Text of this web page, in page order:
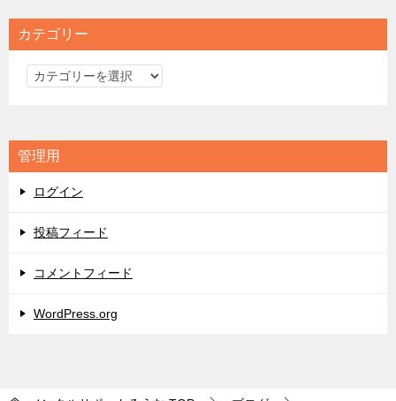
カテゴリー
カ
リ
ー
管理用
ログイン
投稿フィード
コメントフィード
WordPress.org